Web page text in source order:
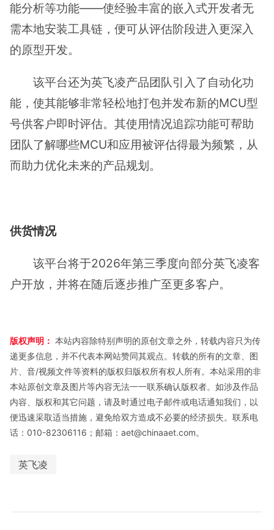
能分析等功能——使经验丰富的嵌入式开发者无
需本地安装工具链，便可从评估阶段进入更深入
的原型开发。
该平台还为英飞凌产品团队引入了自动化功
能，使其能够非常轻松地打包并发布新的MCU型
号供客户即时评估。其使用情况追踪功能可帮助
团队了解哪些MCU和应用被评估得最为频繁，从
而助力优化未来的产品规划。
供货情况
该平台将于2026年第三季度向部分英飞凌客
户开放，并将在随后逐步推广至更多客户。
版权声明： 本站内容除特别声明的原创文章之外，转载内容只为传
递更多信息，并不代表本网站赞同其观点。转载的所有的文章、图
片、音/视频文件等资料的版权归版权所有权人所有。本站采用的非
本站原创文章及图片等内容无法一一联系确认版权者。如涉及作品
内容、版权和其它问题，请及时通过电子邮件或电话通知我们，以
便迅速采取适当措施，避免给双方造成不必要的经济损失。联系电
话：010-82306116；邮箱：aet@chinaaet.com。
英飞凌